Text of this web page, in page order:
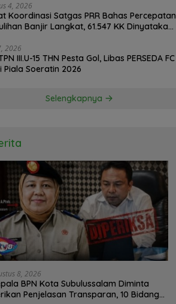
4, 2026
Koordinasi Satgas PRR Bahas Percepatan
Banjir Langkat, 61.547 KK Dinyatakan
2026
III.U-15 THN Pesta Gol, Libas PERSEDA FC
Piala Soeratin 2026
Selengkapnya
8, 2026
BPN Kota Subulussalam Diminta
Penjelasan Transparan, 10 Bidang